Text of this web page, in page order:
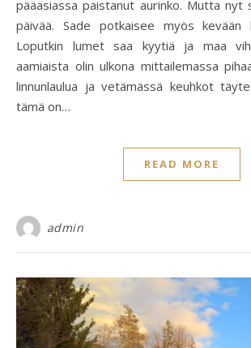
pääasiassa paistanut aurinko. Mutta nyt
päivää. Sade potkaisee myös kevään
Loputkin lumet saa kyytiä ja maa
aamiaista olin ulkona mittailemassa
linnunlaulua ja vetämässä keuhkot
tämä on…
READ MORE
admin